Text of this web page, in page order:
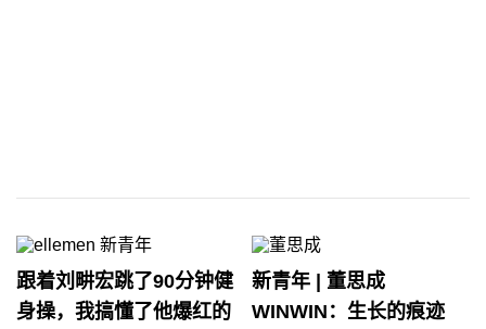
跟着刘畊宏跳了90分钟健
身操，我搞懂了他爆红的
新青年 | 董思成
WINWIN：生长的痕迹